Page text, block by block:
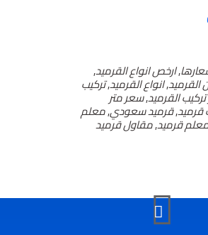
,ارخص انواع القرميد,
القرميد,انواع القرميد,تركيب
القرميد,سعر متر
قرميد,قرميد سعودي,معلم
قرميد,مقاول قرميد